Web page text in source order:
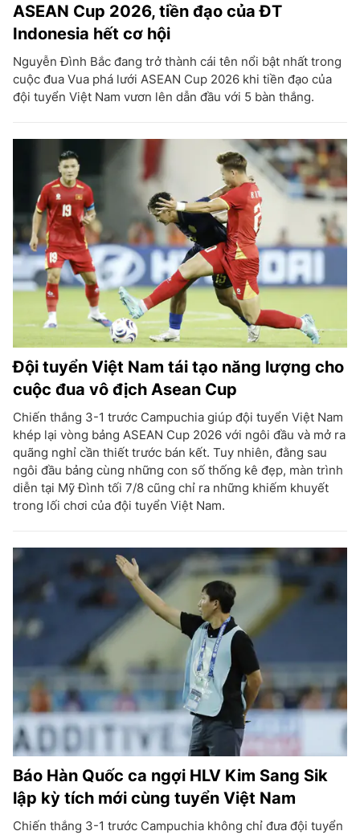
ASEAN Cup 2026, tiền đạo của ĐT
Indonesia hết cơ hội
Nguyễn Đình Bắc đang trở thành cái tên nổi bật nhất trong
cuộc đua Vua phá lưới ASEAN Cup 2026 khi tiền đạo của
đội tuyển Việt Nam vươn lên dẫn đầu với 5 bàn thắng.
Đội tuyển Việt Nam tái tạo năng lượng cho
cuộc đua vô địch Asean Cup
Chiến thắng 3-1 trước Campuchia giúp đội tuyển Việt Nam
khép lại vòng bảng ASEAN Cup 2026 với ngôi đầu và mở ra
quãng nghỉ cần thiết trước bán kết. Tuy nhiên, đằng sau
ngôi đầu bảng cùng những con số thống kê đẹp, màn trình
diễn tại Mỹ Đình tối 7/8 cũng chỉ ra những khiếm khuyết
trong lối chơi của đội tuyển Việt Nam.
Báo Hàn Quốc ca ngợi HLV Kim Sang Sik
lập kỳ tích mới cùng tuyển Việt Nam
Chiến thắng 3-1 trước Campuchia không chỉ đưa đội tuyển